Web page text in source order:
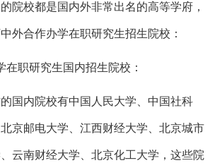
院校都是国内外非常出名的高等学府，
外合作办学在职研究生招生院校：
职研究生国内招生院校：
内院校有中国人民大学、中国社科
京邮电大学、江西财经大学、北京城市
云南财经大学、北京化工大学，这些院